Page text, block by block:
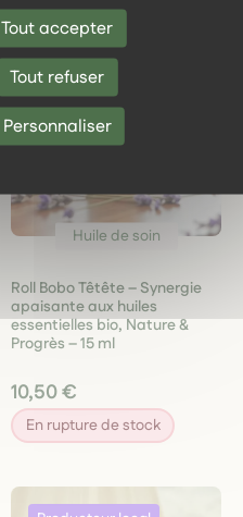
Tout accepter
Tout refuser
Personnaliser
Huile de soin
Roll Bobo Têtête – Synergie
apaisante aux huiles
essentielles bio, Nature &
Progrès – 15 ml
10,50 €
En rupture de stock